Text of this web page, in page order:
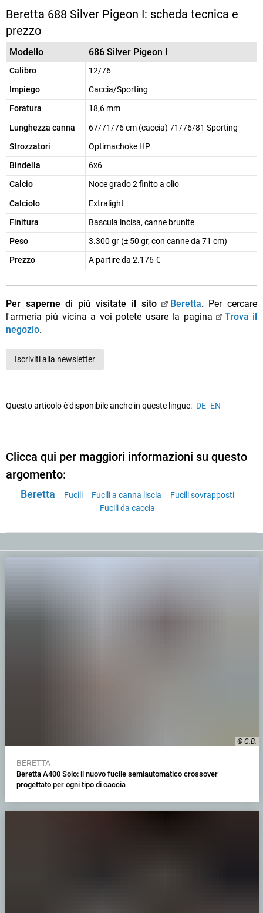
Beretta 688 Silver Pigeon I: scheda tecnica e
prezzo
Modello 686 Silver Pigeon I
Calibro
12/76
Impiego
Caccia/Sporting
Foratura
18,6 mm
Lunghezza canna
67/71/76 cm (caccia) 71/76/81 Sporting
Strozzatori
Optimachoke HP
Bindella
6x6
Calcio
Noce grado 2 finito a olio
Calciolo
Extralight
Finitura
Bascula incisa, canne brunite
Peso
3.300 gr (± 50 gr, con canne da 71 cm)
Prezzo
A partire da 2.176 €
Per saperne di più visitate il sito Beretta. Per cercare
l'armeria più vicina a voi potete usare la pagina
Trova il
negozio.
Iscriviti alla newsletter
Questo articolo è disponibile anche in queste lingue: DE EN
Clicca qui per maggiori informazioni su questo
argomento:
Beretta Fucili Fucili a canna liscia
Fucili sovrapposti
Fucili da caccia
© G.B.
BERETTA
Beretta A400 Solo: il nuovo fucile semiautomatico crossover
progettato per ogni tipo di caccia